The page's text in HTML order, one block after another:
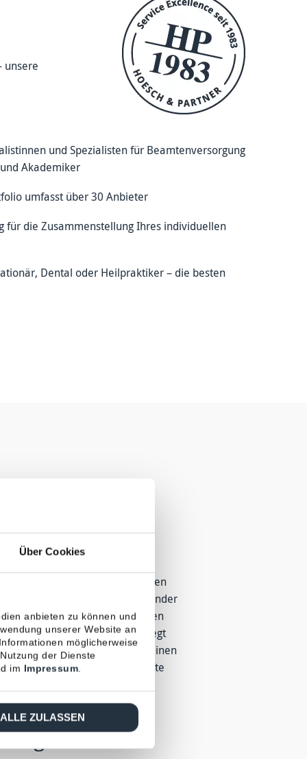
Über Cookies
anbieten zu können und
unserer Website an
möglicherweise
der Dienste
im Impressum.
ALLE ZULASSEN
unsere
und Spezialisten für Beamtenversorgung
Akademiker
umfasst über 30 Anbieter
für die Zusammenstellung Ihres individuellen
Dental oder Heilpraktiker – die besten
bestimmen. Bei der Gesetzlichen
Leistungen wie ein umfassender
sind Sie dagegen
kann ganz individuell festlegt
oft automatisch schneller einen
gerne in München über Private
beachten?